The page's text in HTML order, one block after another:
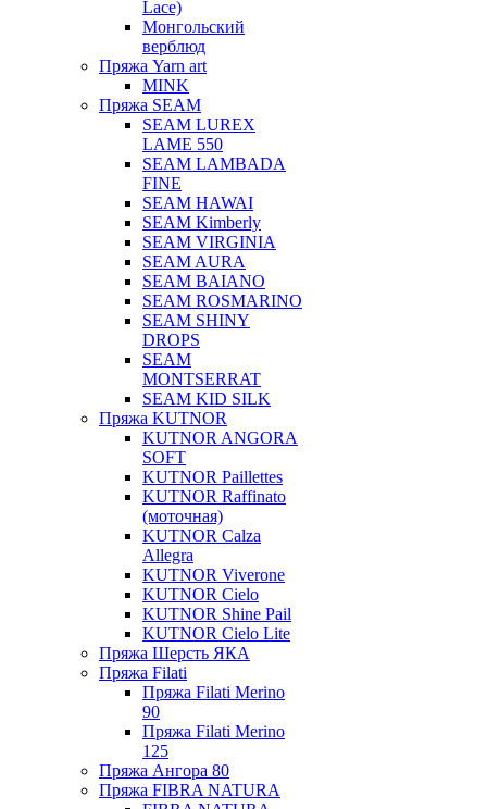
Lace)
Монгольский
верблюд
Пряжа Yarn art
MINK
Пряжа SEAM
SEAM LUREX
LAME 550
SEAM LAMBADA
FINE
SEAM HAWAI
SEAM Kimberly
SEAM VIRGINIA
SEAM AURA
SEAM BAIANO
SEAM ROSMARINO
SEAM SHINY
DROPS
SEAM
MONTSERRAT
SEAM KID SILK
Пряжа KUTNOR
KUTNOR ANGORA
SOFT
KUTNOR Paillettes
KUTNOR Raffinato
(моточная)
KUTNOR Calza
Allegra
KUTNOR Viverone
KUTNOR Cielo
KUTNOR Shine Pail
KUTNOR Cielo Lite
Пряжа Шерсть ЯКА
Пряжа Filati
Пряжа Filati Merino
90
Пряжа Filati Merino
125
Пряжа Ангора 80
Пряжа FIBRA NATURA